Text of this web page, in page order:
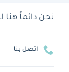
نحن دائماً
اتصل بنا